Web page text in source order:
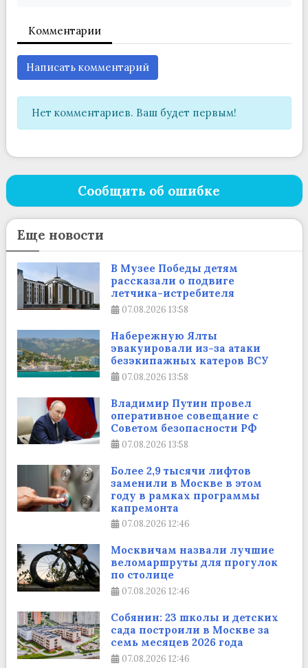
Комментарии
Написать комментарий
Нет комментариев. Ваш будет первым!
Сообщить об ошибке
Еще новости
В Музее Победы детям
рассказали о подвиге
летчика-истребителя
07.08.2026 13:58
Набережную Ялты
эвакуировали из-за атаки
безэкипажных катеров ВСУ
07.08.2026 13:58
Владимир Путин провел
оперативное совещание с
Советом безопасности РФ
07.08.2026 13:58
Более 2,9 тысячи лифтов
заменили в Москве в этом
году в рамках программы
капремонта
07.08.2026 12:46
Москвичам назвали лучшие
веломаршруты для прогулок
по столице
07.08.2026 12:46
Собянин: 23 школы и детских
сада построили в Москве за
семь месяцев 2026 года
07.08.2026 12:46